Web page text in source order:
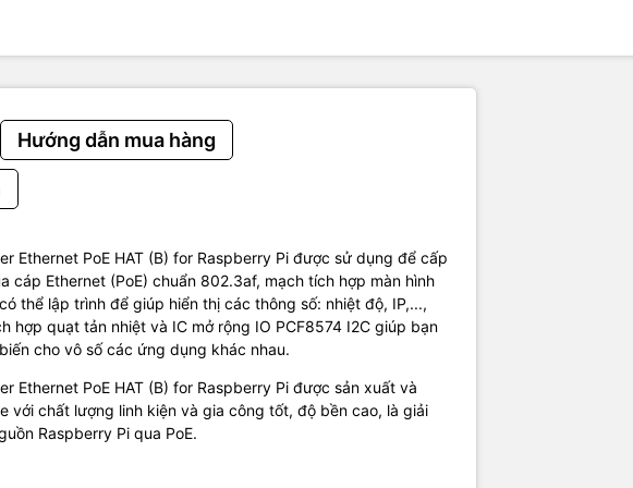
Hướng dẫn mua hàng
Ethernet PoE HAT (B) for Raspberry Pi được sử dụng để cấp
cáp Ethernet (PoE) chuẩn 802.3af, mạch tích hợp màn hình
thể lập trình để giúp hiển thị các thông số: nhiệt độ, IP,...,
hợp quạt tản nhiệt và IC mở rộng IO PCF8574 I2C giúp bạn
cho vô số các ứng dụng khác nhau.
Ethernet PoE HAT (B) for Raspberry Pi được sản xuất và
với chất lượng linh kiện và gia công tốt, độ bền cao, là giải
Raspberry Pi qua PoE.
OLED pixels: 128x32
configured by the switch.
Integrates PCF8574 IO expander for I2C bus, providing pin P0 for directly fan
PoE HAT (B) x1
Standoffs pack x1
Tài liệu:
Trang chủ nhà sản xuất.
Hướng dẫn sử dụng.